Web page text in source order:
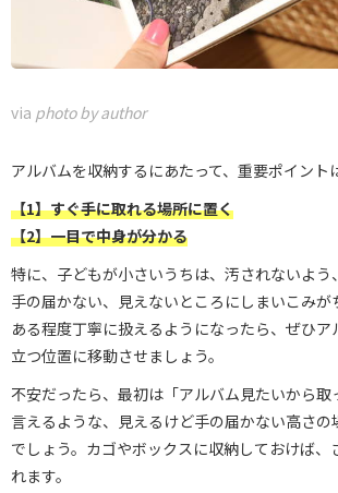
via photo by author
アルバムを収納するにあたって、重要ポイント
【1】すぐ手に取れる場所に置く
【2】一目で中身が分かる
特に、子どもが小さいうちは、汚されないよう
手の届かない、見えないところにしまいこみが
ある程度丁寧に扱えるようになったら、ぜひ
立つ位置に移動させましょう。
不安だったら、最初は「アルバム見たいから取
言えるような、見えるけど手の届かない高さの
でしょう。カゴやボックスに収納しておけば、
れます。